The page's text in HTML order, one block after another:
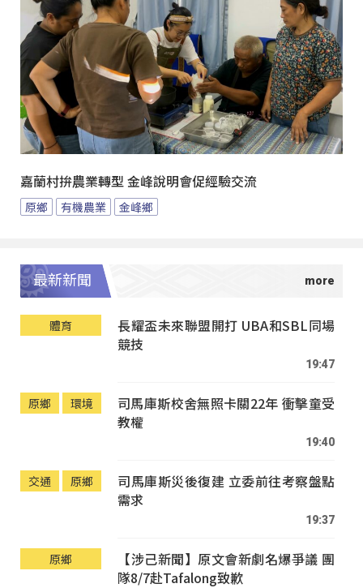
嘉蘭村拚農業轉型 金峰說明會促經驗交流
原鄉 有機農業 金峰鄉
最新新聞
體育
長耀盃未來聯盟開打 UBA和SBL同場
競技
19:47
原鄉 環境
司馬庫斯校舍無照卡關22年 衝擊童受
教權
19:40
交通 原鄉
司馬庫斯災後復建 立委前往考察盤點
需求
19:37
原鄉
【涉己新聞】原文會新劇名爆爭議 團
隊8/7赴Tafalong致歉